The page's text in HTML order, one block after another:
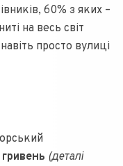
60% з яких –
на весь світ
просто вулиці
гривень (деталі